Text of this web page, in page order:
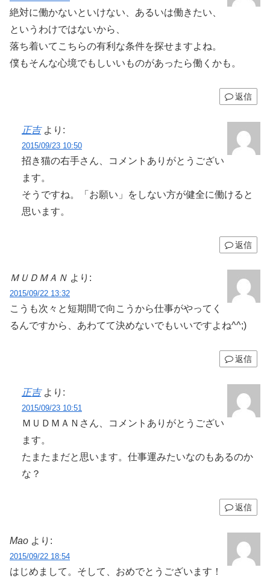
絶対に働かないといけない、あるいは働きたい、
というわけではないから、
落ち着いてこちらの有利な条件を探せますよね。
僕もそんな心境でもしいいものがあったら働くかも。
返信
正吉 より:
2015/09/23 10:50
招き猫の右手さん、コメントありがとうござい
ます。
そうですね。「お願い」をしない方が健全に働けると
思います。
返信
ＭＵＤＭＡＮ より:
2015/09/22 13:32
こうも次々と短期間で向こうから仕事がやってく
るんですから、あわてて決めないでもいいですよね^^;)
返信
正吉 より:
2015/09/23 10:51
ＭＵＤＭＡＮさん、コメントありがとうござい
ます。
たまたまだと思います。仕事運みたいなのもあるのか
な？
返信
Mao より:
2015/09/22 18:54
はじめまして。そして、おめでとうございます！